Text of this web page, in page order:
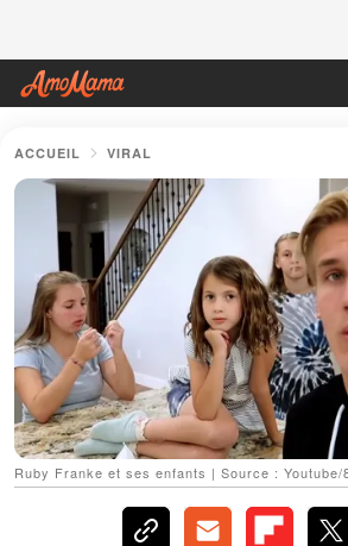
ACCUEIL VIRAL
Ruby Franke et ses enfants | Source : Youtube/